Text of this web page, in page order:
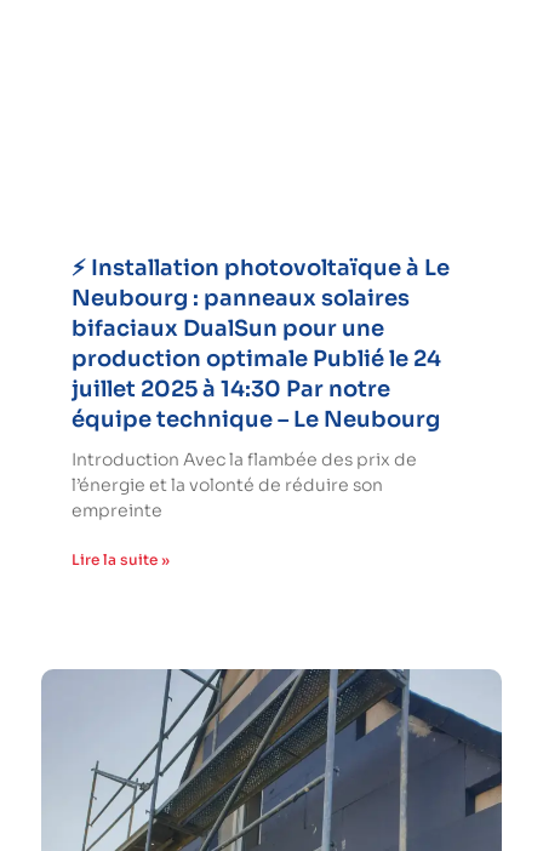
⚡ Installation photovoltaïque à Le
Neubourg : panneaux solaires
bifaciaux DualSun pour une
production optimale Publié le 24
juillet 2025 à 14:30 Par notre
équipe technique – Le Neubourg
Introduction Avec la flambée des prix de
l’énergie et la volonté de réduire son
empreinte
Lire la suite »